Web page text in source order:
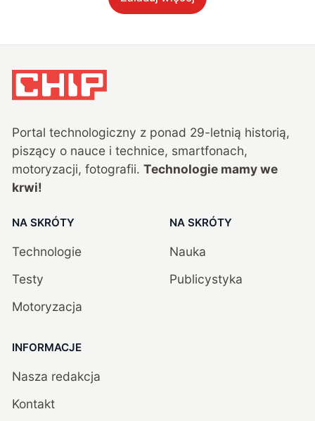
Portal technologiczny z ponad 29-letnią historią,
piszący o nauce i technice, smartfonach,
motoryzacji, fotografii. Technologie mamy we
krwi!
NA SKRÓTY
Technologie
Testy
Motoryzacja
NA SKRÓTY
Nauka
Publicystyka
INFORMACJE
Nasza redakcja
Kontakt